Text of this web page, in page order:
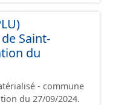
le PADD, le
zonages), les
et les données
les documents
point de vue
Saint-
du
- commune
du 27/09/2024.